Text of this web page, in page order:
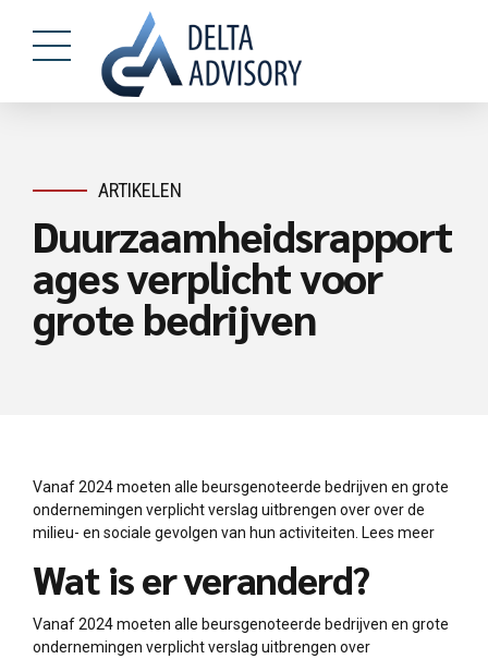
ARTIKELEN
Duurzaamheidsrapport
ages verplicht voor
grote bedrijven
Vanaf 2024 moeten alle beursgenoteerde bedrijven en grote
ondernemingen verplicht verslag uitbrengen over over de
milieu- en sociale gevolgen van hun activiteiten. Lees meer
Wat is er veranderd?
Vanaf 2024 moeten alle beursgenoteerde bedrijven en grote
ondernemingen verplicht verslag uitbrengen over